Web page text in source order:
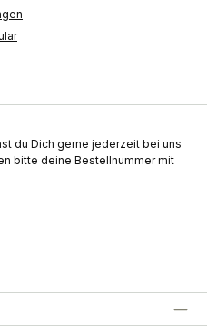
du Dich gerne jederzeit bei uns
bitte deine Bestellnummer mit